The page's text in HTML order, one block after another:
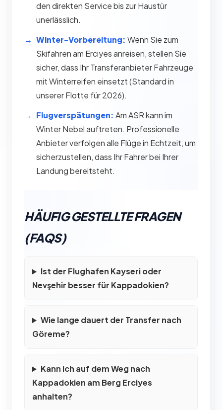
den direkten Service bis zur Haustür
unerlässlich.
Winter-Vorbereitung: Wenn Sie zum
Skifahren am Erciyes anreisen, stellen Sie
sicher, dass Ihr Transferanbieter Fahrzeuge
mit Winterreifen einsetzt (Standard in
unserer Flotte für 2026).
Flugverspätungen: Am ASR kann im
Winter Nebel auftreten. Professionelle
Anbieter verfolgen alle Flüge in Echtzeit, um
sicherzustellen, dass Ihr Fahrer bei Ihrer
Landung bereitsteht.
HÄUFIG GESTELLTE FRAGEN
(FAQS)
Ist der Flughafen Kayseri oder
Nevşehir besser für Kappadokien?
Wie lange dauert der Transfer nach
Göreme?
Kann ich auf dem Weg nach
Kappadokien am Berg Erciyes
anhalten?